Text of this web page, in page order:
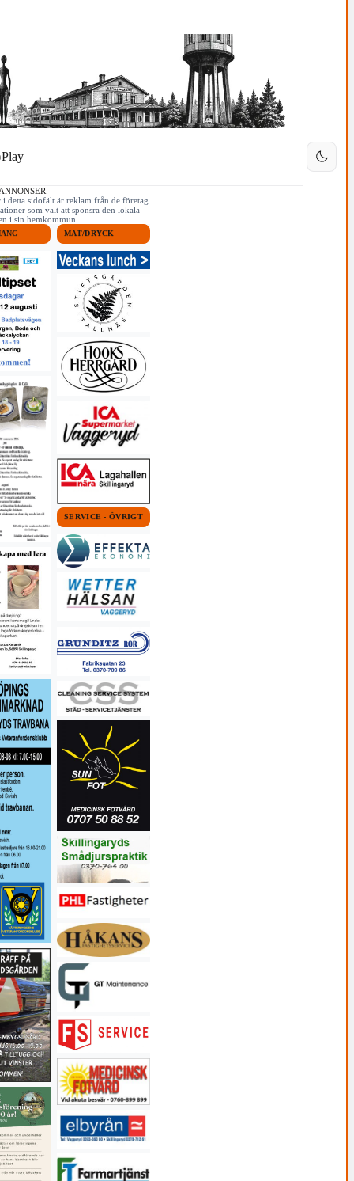
Play
i detta sidofält är reklam från de företag
som valt att sponsra den lokala
i sin hemkommun.
MAT/DRYCK
SERVICE - ÖVRIGT